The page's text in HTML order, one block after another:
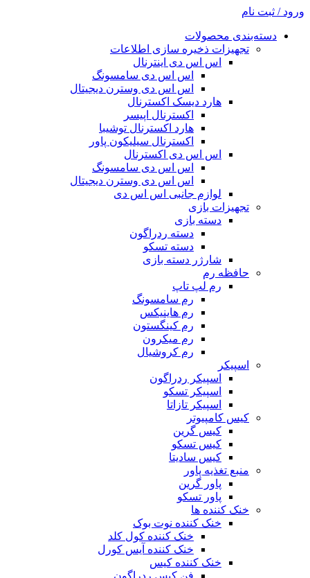
ورود / ثبت نام
دسته‌بندی محصولات
تجهیزات ذخیره سازی اطلاعات
اس اس دی اینترنال
اس اس دی سامسونگ
اس اس دی وسترن دیجیتال
هارد دیسک اکسترنال
اکسترنال اپیسر
هارد اکسترنال توشیبا
اکسترنال سیلیکون پاور
اس اس دی اکسترنال
اس اس دی سامسونگ
اس اس دی وسترن دیجیتال
لوازم جانبی اس اس دی
تجهیزات بازی
دسته بازی
دسته ردراگون
دسته تسکو
شارژر دسته بازی
حافظه رم
رم لپ تاپ
رم سامسونگ
رم هاینیکس
رم کینگستون
رم میکرون
رم کروشیال
اسپیکر
اسپیکر ردراگون
اسپیکر تسکو
اسپیکر تازاتا
کیس کامپیوتر
کیس گرین
کیس تسکو
کیس سادیتا
منبع تغذیه‌ پاور
پاور گرین
پاور تسکو
خنک کننده ها
خنک کننده نوت بوک
خنک کننده کول کلد
خنک کننده آیس کورل
خنک کننده کیس
فن کیس ردراگون